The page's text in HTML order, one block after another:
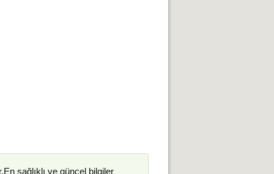
sağlıklı ve güncel bilgiler